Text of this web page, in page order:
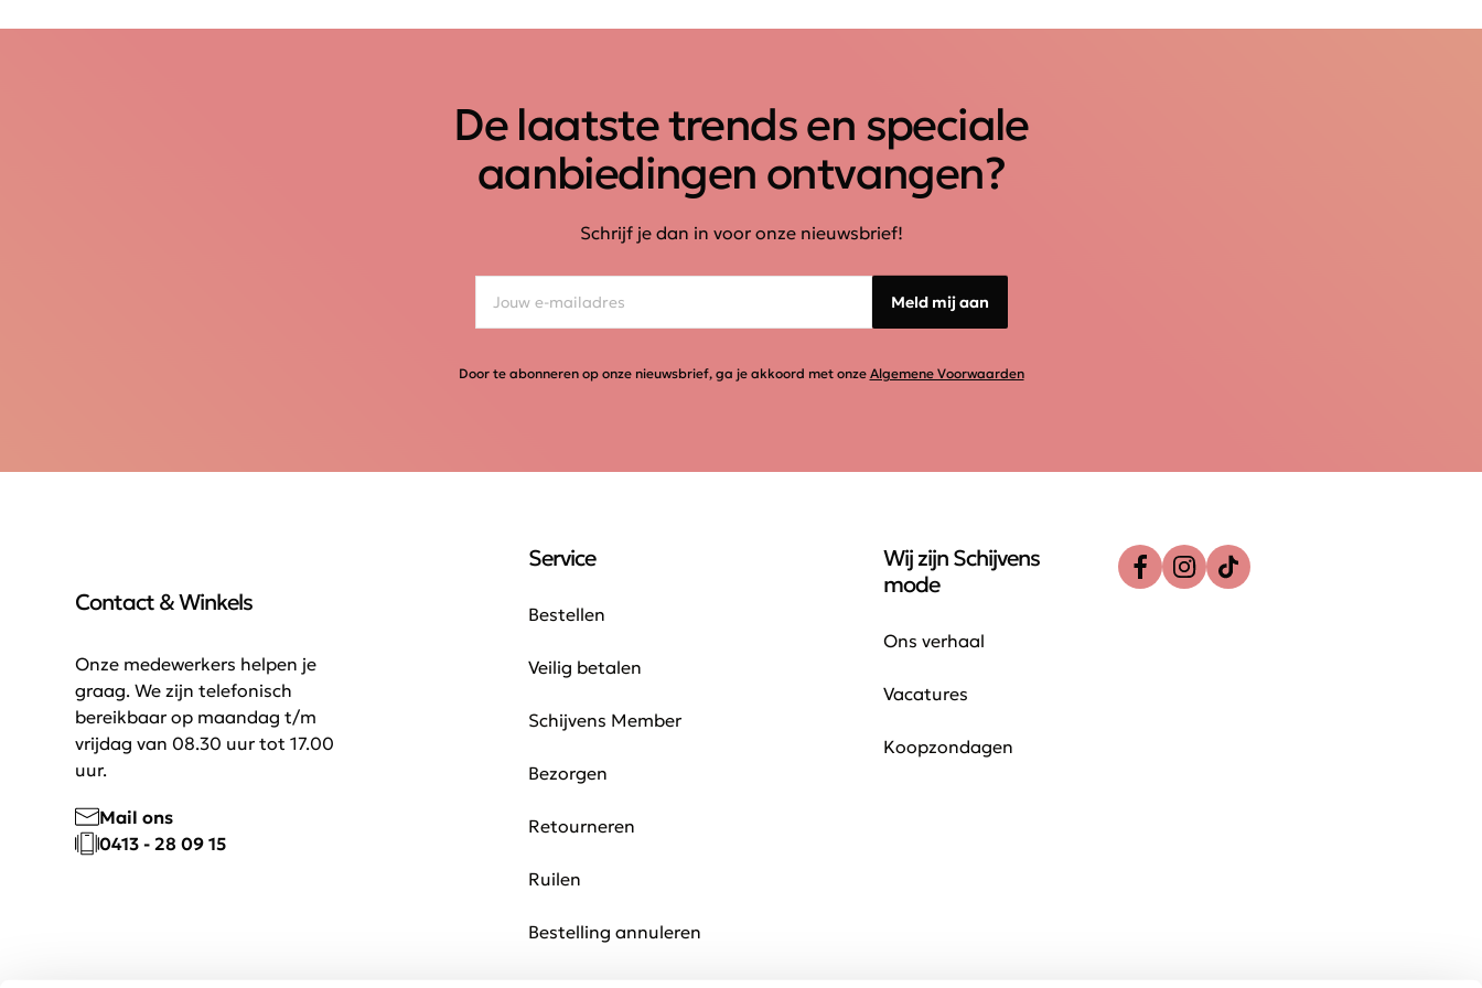
De laatste trends en speciale
aanbiedingen ontvangen?
Schrijf je dan in voor onze nieuwsbrief!
Meld mij aan
Door te abonneren op onze nieuwsbrief, ga je akkoord met onze Algemene Voorwaarden
Contact & Winkels
Onze medewerkers helpen je
graag. We zijn telefonisch
bereikbaar op maandag t/m
vrijdag van 08.30 uur tot 17.00
uur.
Mail ons
0413 - 28 09 15
Service
Bestellen
Veilig betalen
Schijvens Member
Bezorgen
Retourneren
Ruilen
Bestelling annuleren
Wij zijn Schijvens
mode
Ons verhaal
Vacatures
Koopzondagen